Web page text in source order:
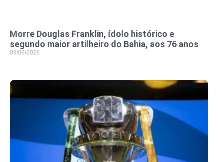
Morre Douglas Franklin, ídolo histórico e
segundo maior artilheiro do Bahia, aos 76 anos
09/08/2026